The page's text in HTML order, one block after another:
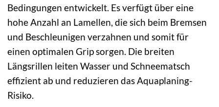
Bedingungen entwickelt. Es verfügt über eine
hohe Anzahl an Lamellen, die sich beim Bremsen
und Beschleunigen verzahnen und somit für
einen optimalen Grip sorgen. Die breiten
Längsrillen leiten Wasser und Schneematsch
effizient ab und reduzieren das Aquaplaning-
Risiko.